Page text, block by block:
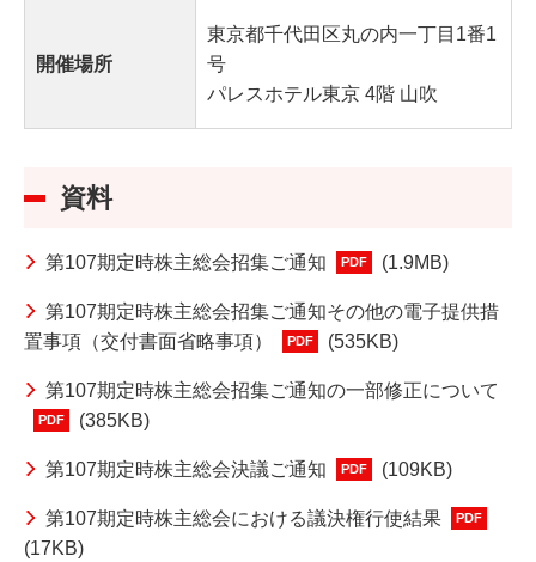
開催場所
東京都千代田区丸の内一丁目1番1
号
パレスホテル東京 4階 山吹
資料
第107期定時株主総会招集ご通知 PDF (1.9MB)
第107期定時株主総会招集ご通知その他の電子提供措
置事項（交付書面省略事項）
PDF (535KB)
第107期定時株主総会招集ご通知の一部修正について
PDF (385KB)
第107期定時株主総会決議ご通知 PDF (109KB)
第107期定時株主総会における議決権行使結果 PDF
(17KB)